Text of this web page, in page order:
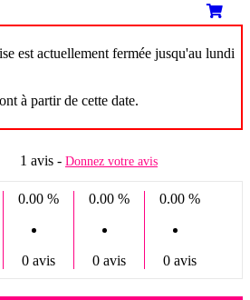
est actuellement fermée jusqu'au lundi
à partir de cette date.
1 avis - Donnez votre avis
0.00 %
0 avis
0.00 %
0 avis
0.00 %
0 avis